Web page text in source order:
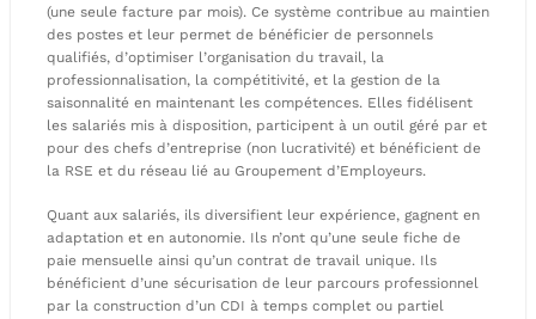
(une seule facture par mois). Ce système contribue au maintien
des postes et leur permet de bénéficier de personnels
qualifiés, d’optimiser l’organisation du travail, la
professionnalisation, la compétitivité, et la gestion de la
saisonnalité en maintenant les compétences. Elles fidélisent
les salariés mis à disposition, participent à un outil géré par et
pour des chefs d’entreprise (non lucrativité) et bénéficient de
la RSE et du réseau lié au Groupement d’Employeurs.
Quant aux salariés, ils diversifient leur expérience, gagnent en
adaptation et en autonomie. Ils n’ont qu’une seule fiche de
paie mensuelle ainsi qu’un contrat de travail unique. Ils
bénéficient d’une sécurisation de leur parcours professionnel
par la construction d’un CDI à temps complet ou partiel